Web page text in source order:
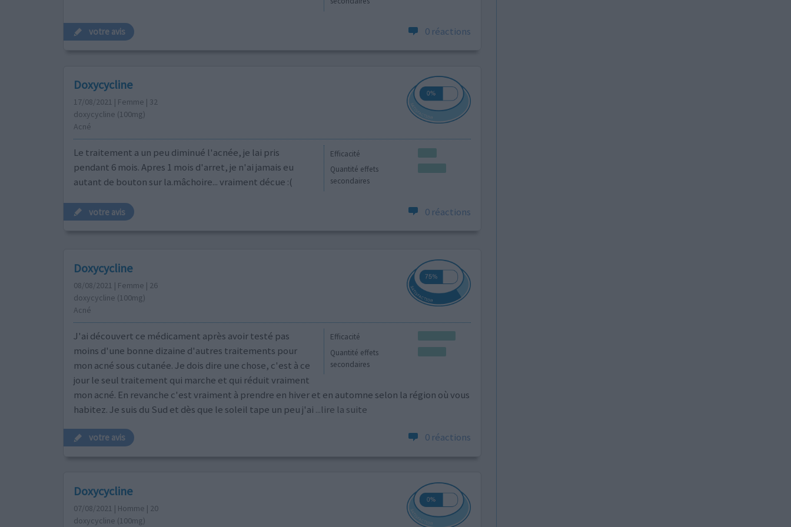
votre avis 0 réactions
Doxycycline
17/08/2021 | Femme | 32
doxycycline (100mg)
Acné
Efficacité
Quantité effets
secondaires
Le traitement a un peu diminué l'acnée, je lai pris
pendant 6 mois. Apres 1 mois d'arret, je n'ai jamais eu
autant de bouton sur la.mâchoire... vraiment décue :(
votre avis 0 réactions
Doxycycline
08/08/2021 | Femme | 26
doxycycline (100mg)
Acné
Efficacité
Quantité effets
secondaires
J'ai découvert ce médicament après avoir testé pas
moins d'une bonne dizaine d'autres traitements pour
mon acné sous cutanée. Je dois dire une chose, c'est à ce
jour le seul traitement qui marche et qui réduit vraiment
mon acné. En revanche c'est vraiment à prendre en hiver et en automne selon la région où vous
habitez. Je suis du Sud et dès que le soleil tape un peu j'ai ...lire la suite
votre avis 0 réactions
Doxycycline
07/08/2021 | Homme | 20
doxycycline (100mg)